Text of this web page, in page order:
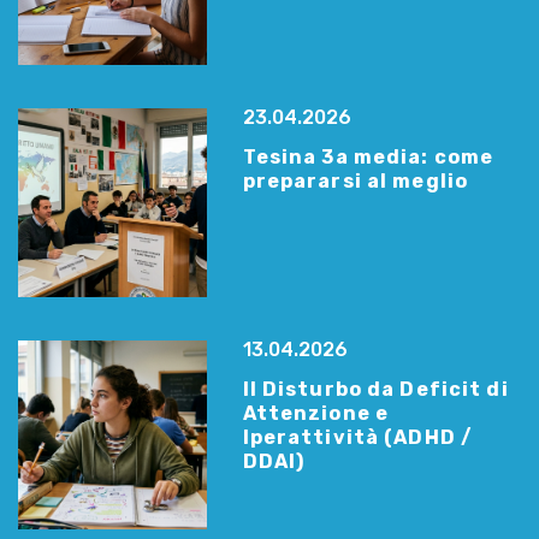
23.04.2026
Tesina 3a media: come
prepararsi al meglio
13.04.2026
Il Disturbo da Deficit di
Attenzione e
Iperattività (ADHD /
DDAI)